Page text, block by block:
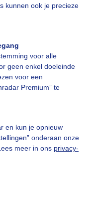
kunnen ook je precieze
voor alle
geen enkel doeleinde
voor een
Premium” te
en kun je opnieuw
onderaan onze
meer in ons privacy-